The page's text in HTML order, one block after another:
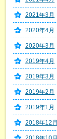
2021年3月
2020年4月
2020年3月
2019年4月
2019年3月
2019年2月
2019年1月
2018年12月